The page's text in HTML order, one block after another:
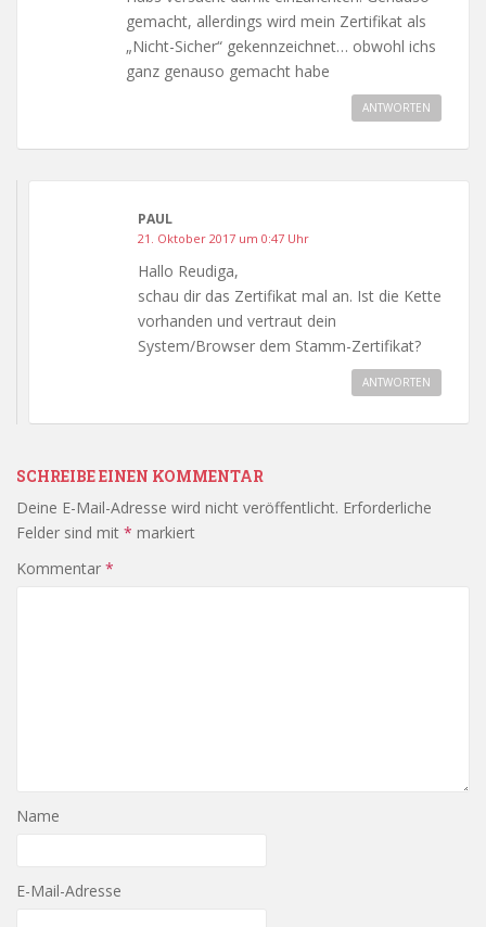
gemacht, allerdings wird mein Zertifikat als
„Nicht-Sicher“ gekennzeichnet… obwohl ichs
ganz genauso gemacht habe
ANTWORTEN
PAUL
21. Oktober 2017 um 0:47 Uhr
Hallo Reudiga,
schau dir das Zertifikat mal an. Ist die Kette
vorhanden und vertraut dein
System/Browser dem Stamm-Zertifikat?
ANTWORTEN
SCHREIBE EINEN KOMMENTAR
Deine E-Mail-Adresse wird nicht veröffentlicht. Erforderliche
Felder sind mit * markiert
Kommentar *
Name
E-Mail-Adresse